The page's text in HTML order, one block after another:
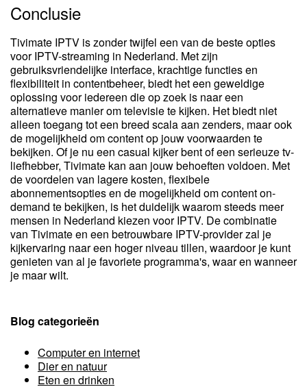
Conclusie
Tivimate IPTV is zonder twijfel een van de beste opties
voor IPTV-streaming in Nederland. Met zijn
gebruiksvriendelijke interface, krachtige functies en
flexibiliteit in contentbeheer, biedt het een geweldige
oplossing voor iedereen die op zoek is naar een
alternatieve manier om televisie te kijken. Het biedt niet
alleen toegang tot een breed scala aan zenders, maar ook
de mogelijkheid om content op jouw voorwaarden te
bekijken. Of je nu een casual kijker bent of een serieuze tv-
liefhebber, Tivimate kan aan jouw behoeften voldoen. Met
de voordelen van lagere kosten, flexibele
abonnementsopties en de mogelijkheid om content on-
demand te bekijken, is het duidelijk waarom steeds meer
mensen in Nederland kiezen voor IPTV. De combinatie
van Tivimate en een betrouwbare IPTV-provider zal je
kijkervaring naar een hoger niveau tillen, waardoor je kunt
genieten van al je favoriete programma's, waar en wanneer
je maar wilt.
Blog categorieën
Computer en internet
Dier en natuur
Eten en drinken